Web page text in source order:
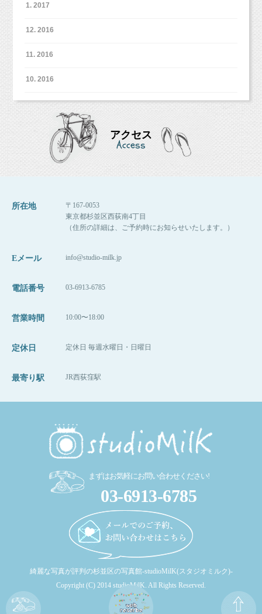
1. 2017
12. 2016
11. 2016
10. 2016
アクセス
Access
所在地
〒167-0053
東京都杉並区西荻南4丁目
（住所の詳細は、ご予約時にお知らせいたします。）
Eメール info@studio-milk.jp
電話番号 03-6913-6785
営業時間 10:00〜18:00
定休日 定休日 毎週水曜日・日曜日
最寄り駅 JR西荻窪駅
まずはお気軽にお問い合わせください!
03-6913-6785
綺麗な写真が評判の杉並区の写真館-studioMilK(スタジオミルク)-
Copyright (C) 2014 studioMilK. All Rights Reserved.